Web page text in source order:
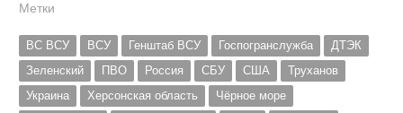
Метки
ВС ВСУ ВСУ Генштаб ВСУ Госпогранслужба
ДТЭК
Зеленский
ПВО Россия СБУ США
Труханов
Украина
Херсонская область
Чёрное море